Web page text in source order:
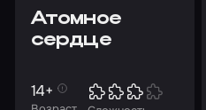
Атомное
сердце
14+